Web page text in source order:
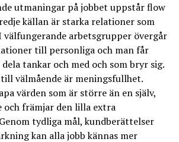
utmaningar på jobbet uppstår flow
källan är starka relationer som
välfungerande arbetsgrupper övergår
till personliga och man får
tankar och med och som bryr sig.
välmående är meningsfullhet.
värden som är större än en själv,
och främjar den lilla extra
tydliga mål, kundberättelser
kan alla jobb kännas mer